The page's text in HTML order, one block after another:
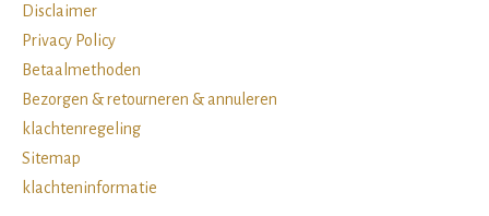
Disclaimer
Privacy Policy
Betaalmethoden
Bezorgen & retourneren & annuleren
klachtenregeling
Sitemap
klachteninformatie